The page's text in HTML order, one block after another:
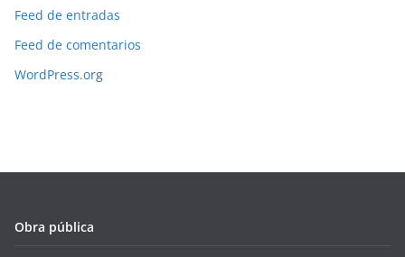
Feed de entradas
Feed de comentarios
WordPress.org
Obra pública